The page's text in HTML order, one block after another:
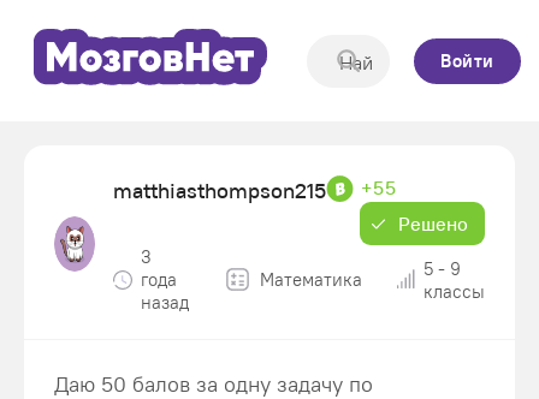
Войти
matthiasthompson215
+55
Решено
3
года
назад
Математика
5 - 9
классы
Даю 50 балов за одну задачу по